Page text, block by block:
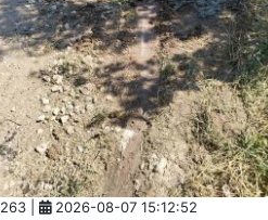
263 | 2026-08-07 15:12:52